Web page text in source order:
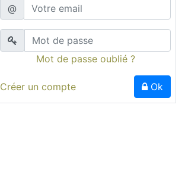
@
Mot de passe oublié ?
Créer un compte Ok